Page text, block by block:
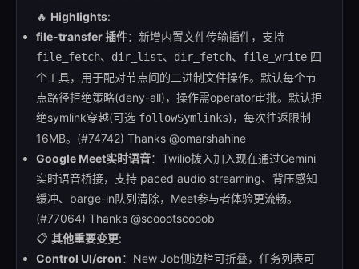
🔥 Highlights:
file-transfer 插件：新增内置文件传输插件，支持
file_fetch、 dir_list、 dir_fetch、 file_write 四
个工具，用于配对节点间的二进制文件操作。默认每个节
点路径拒绝策略(deny-all)，操作需operator审批。默认拒
绝symlink穿越(可选 followSymlinks)，每次往返限制
16MB。(#74742) Thanks @omarshahine
Google Meet实时语音：Twilio拨入加入现在通过Gemini
实时语音桥接，支持 paced audio streaming、背压感知
缓冲、barge-in队列清除，Meet参与者体验更流畅。
(#77064) Thanks @scoootscooob
📋 其他重要变更:
Control UI/cron：New Job侧边栏可折叠，任务列表可